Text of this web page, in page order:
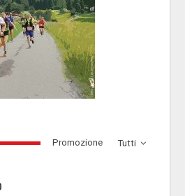
Tutti
­Promozione